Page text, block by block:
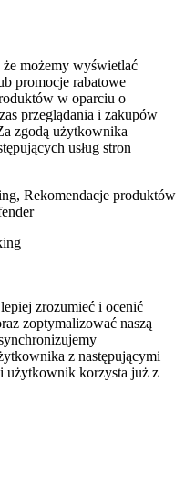
że możemy wyświetlać
promocje rabatowe
w oparciu o
przeglądania i zakupów
zgodą użytkownika
usług stron
Rekomendacje produktów
zrozumieć i ocenić
zoptymalizować naszą
z następującymi
użytkownik korzysta już z